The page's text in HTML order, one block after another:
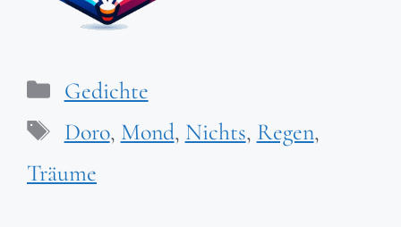
Kategorien
Gedichte
Schlagwörter
Doro, Mond, Nichts, Regen,
Träume